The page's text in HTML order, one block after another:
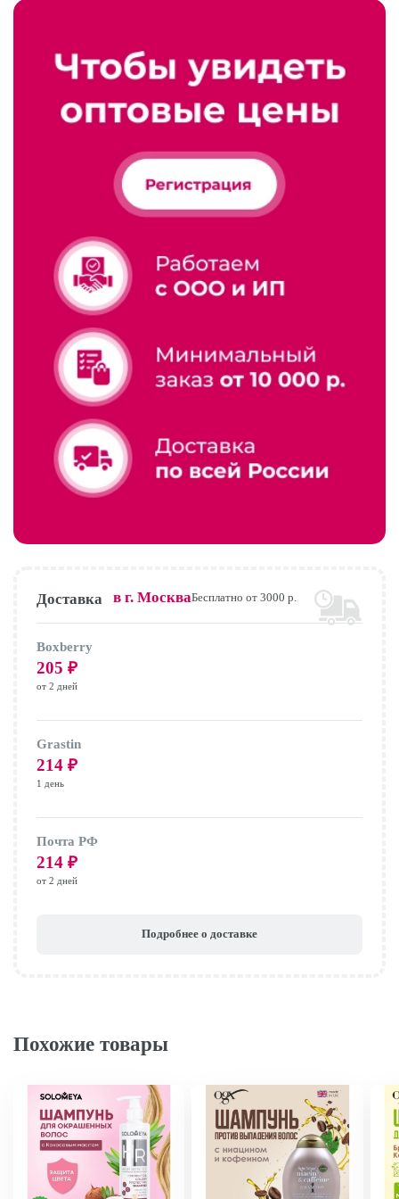
Доставка в г. МоскваБесплатно от 3000 р.
Boxberry
205 ₽
от 2 дней
Grastin
214 ₽
1 день
Почта РФ
214 ₽
от 2 дней
Подробнее о доставке
Похожие товары